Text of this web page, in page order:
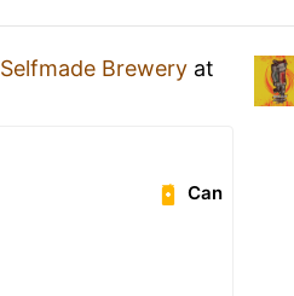
Selfmade Brewery at
Can